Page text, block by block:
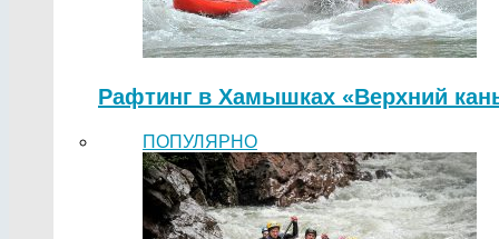
Рафтинг в Хамышках «Верхний
ПОПУЛЯРНО